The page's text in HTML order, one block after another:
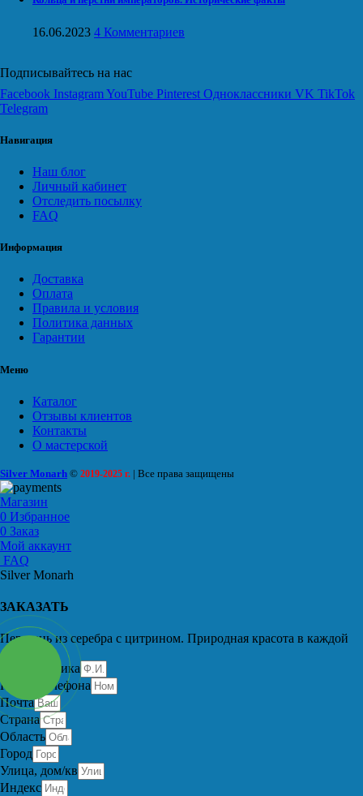
16.06.2023 4 Комментариев
Подписывайтесь на нас
Facebook InstagramYouTube Pinterest Одноклассники VK TikTok
Telegram
Навигация
Наш блог
Личный кабинет
Отследить посылку
FAQ
Информация
Доставка
Оплата
Правила и условия
Политика данных
Гарантии
Меню
Каталог
Отзывы клиентов
Контакты
О мастерской
Silver Monarh © 2019-2025 г. | Все права защищены
Магазин
0 Избранное
0 Заказ
Мой аккаунт
FAQ
Silver Monarh
ЗАКАЗАТЬ
Перстень из серебра с цитрином. Природная красота в каждой
детали.
Имя заказчика
Номер телефона
Почта
Страна
Область
Город
Улица, дом/кв
Индекс